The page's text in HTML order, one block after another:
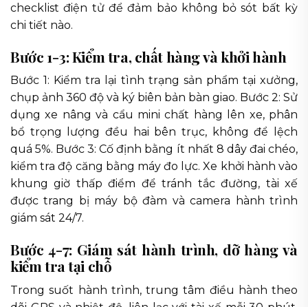
checklist điện tử để đảm bảo không bỏ sót bất kỳ
chi tiết nào.
Bước 1-3: Kiểm tra, chất hàng và khởi hành
Bước 1: Kiểm tra lại tình trạng sản phẩm tại xưởng,
chụp ảnh 360 độ và ký biên bản bàn giao. Bước 2: Sử
dụng xe nâng và cẩu mini chất hàng lên xe, phân
bổ trọng lượng đều hai bên trục, không để lệch
quá 5%. Bước 3: Cố định bằng ít nhất 8 dây đai chéo,
kiểm tra độ căng bằng máy đo lực. Xe khởi hành vào
khung giờ thấp điểm để tránh tắc đường, tài xế
được trang bị máy bộ đàm và camera hành trình
giám sát 24/7.
Bước 4-7: Giám sát hành trình, dỡ hàng và
kiểm tra tại chỗ
Trong suốt hành trình, trung tâm điều hành theo